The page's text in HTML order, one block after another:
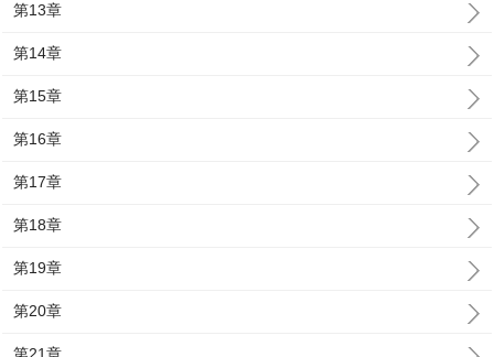
第13章
第14章
第15章
第16章
第17章
第18章
第19章
第20章